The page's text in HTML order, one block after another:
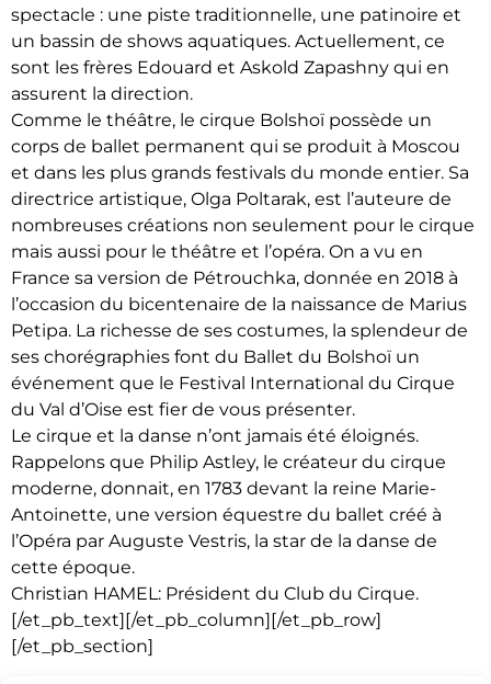
spectacle : une piste traditionnelle, une patinoire et
un bassin de shows aquatiques. Actuellement, ce
sont les frères Edouard et Askold Zapashny qui en
assurent la direction.
Comme le théâtre, le cirque Bolshoï possède un
corps de ballet permanent qui se produit à Moscou
et dans les plus grands festivals du monde entier. Sa
directrice artistique, Olga Poltarak, est l’auteure de
nombreuses créations non seulement pour le cirque
mais aussi pour le théâtre et l’opéra. On a vu en
France sa version de Pétrouchka, donnée en 2018 à
l’occasion du bicentenaire de la naissance de Marius
Petipa. La richesse de ses costumes, la splendeur de
ses chorégraphies font du Ballet du Bolshoï un
événement que le Festival International du Cirque
du Val d’Oise est fier de vous présenter.
Le cirque et la danse n’ont jamais été éloignés.
Rappelons que Philip Astley, le créateur du cirque
moderne, donnait, en 1783 devant la reine Marie-
Antoinette, une version équestre du ballet créé à
l’Opéra par Auguste Vestris, la star de la danse de
cette époque.
Christian HAMEL: Président du Club du Cirque.
[/et_pb_text][/et_pb_column][/et_pb_row]
[/et_pb_section]